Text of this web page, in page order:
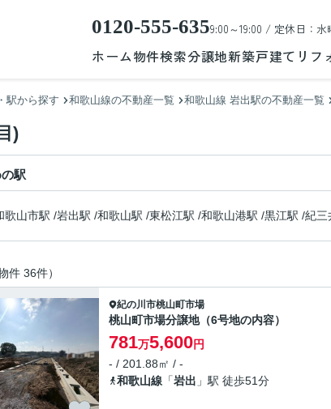
0120-555-6359:00～19:00 / 定休日：水
ホーム物件検索分譲地新築戸建て リフ
駅から探す 和歌山線の不動産一覧 和歌山線 岩出駅の不動産一覧
)
駅
歌山市駅 /岩出駅 /和歌山駅 /東松江駅 /和歌山港駅 /黒江駅 /紀三
件 36件）
紀の川市桃山町市場
桃山町市場分譲地（6号地の内容）
781万5,600円
- / 201.88㎡ / -
和歌山線 「岩出 」駅 徒歩51分